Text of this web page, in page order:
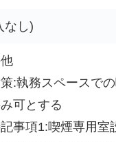
なし)
策:執務スペースで
可とする
記事項1:喫煙専用